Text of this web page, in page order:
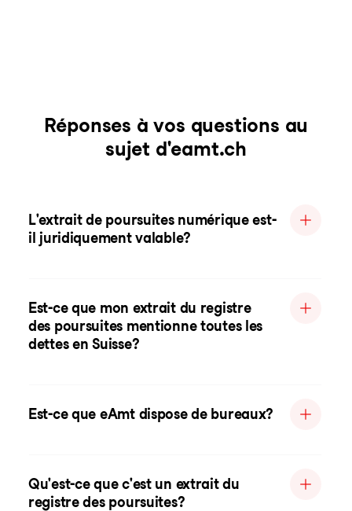
Réponses à vos questions au
sujet d'eamt.ch
L'extrait de poursuites numérique est-
il juridiquement valable?
Est-ce que mon extrait du registre
des poursuites mentionne toutes les
dettes en Suisse?
Est-ce que eAmt dispose de bureaux?
Qu'est-ce que c'est un extrait du
registre des poursuites?